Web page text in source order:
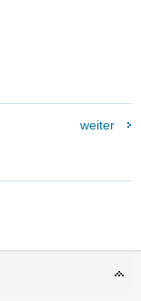
weiter